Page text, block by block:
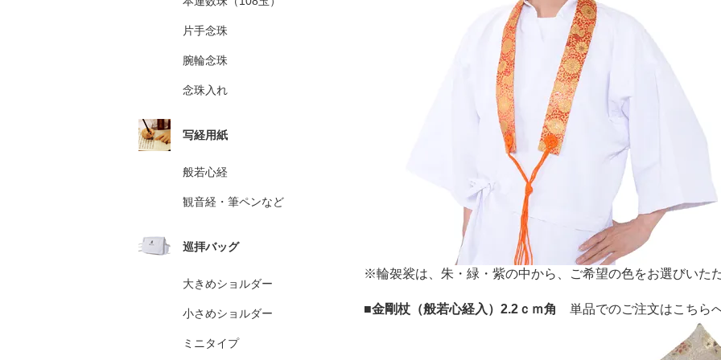
※輪袈裟は、朱・緑・紫の中から、ご希望の色をお選びいただ
■金剛杖（般若心経入）2.2ｃｍ角 単品でのご注文はこちら
片手念珠
腕輪念珠
念珠入れ
写経用紙
般若心経
観音経・筆ペンなど
巡拝バッグ
大きめショルダー
小さめショルダー
ミニタイプ